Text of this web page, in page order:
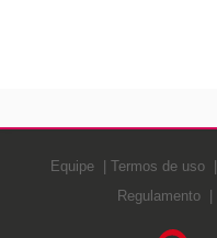
Equipe Termos de uso
Regulamento